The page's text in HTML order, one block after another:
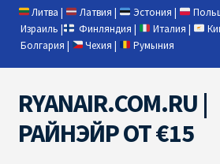
Литва | Латвия | Эстония |
Израиль | Финляндия | Италия |
Болгария | Чехия | Румыния
Skip
to
navigation
Skip
to
content
RYANAIR.COM.RU |
РАЙНЭЙР ОТ €15